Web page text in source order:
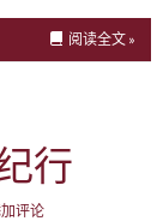
阅读全文 »
行
评论